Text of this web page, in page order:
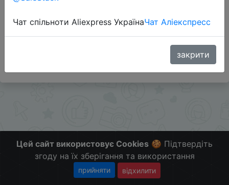
Слідкуйте за знижками на мобільному, в телеграм
Цей сайт використовує Cookies 🍪 Підтвердіть
згоду на їх зберігання та використання
прийняти відхилити
Чат спільноти Aliexpress УкраїнаЧат Аліекспресс
закрити